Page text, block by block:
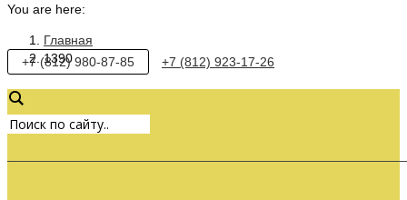
You are here:
Главная
1390
+7 (812) 980-87-85 +7 (812) 923-17-26